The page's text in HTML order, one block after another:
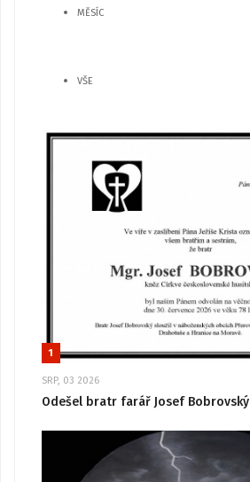
MĚSÍC
VŠE
1
SRP, 03 2026
Odešel bratr farář Josef Bobrovský